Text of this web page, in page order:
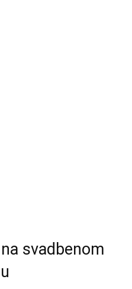
svadbenom